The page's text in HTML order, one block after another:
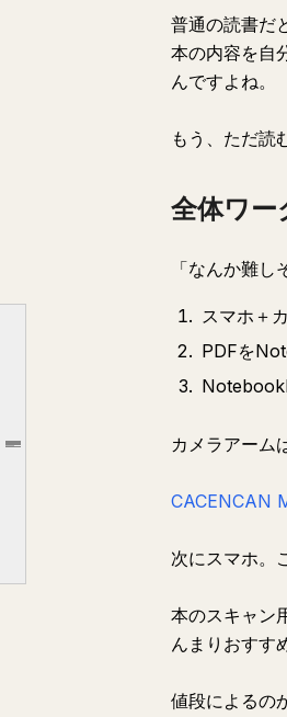
とりあえず、一冊スキャンしてみて
普通の読書だ
本の内容を自
んですよね。
もう、ただ読
全体ワー
「なんか難
スマホ＋
PDFを
カメラアーム
CACENCAN
次にスマホ。
本のスキャン
んまりおすす
値段によるの